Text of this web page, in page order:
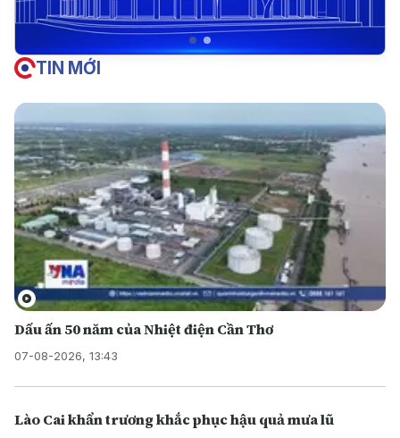
TIN MỚI
Dấu ấn 50 năm của Nhiệt điện Cần Thơ
07-08-2026, 13:43
Lào Cai khẩn trương khắc phục hậu quả mưa lũ